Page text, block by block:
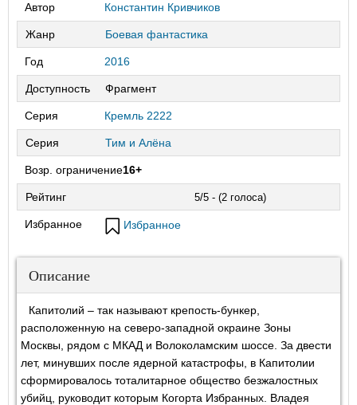
Автор Константин Кривчиков
Жанр Боевая фантастика
Год 2016
Доступность Фрагмент
Серия Кремль 2222
Серия Тим и Алёна
Возр. ограничение16+
Рейтинг 5/5 - (2 голоса)
Избранное Избранное
Описание
Капитолий – так называют крепость-бункер,
расположенную на северо-западной окраине Зоны
Москвы, рядом с МКАД и Волоколамским шоссе. За двести
лет, минувших после ядерной катастрофы, в Капитолии
сформировалось тоталитарное общество безжалостных
убийц, руководит которым Когорта Избранных. Владея